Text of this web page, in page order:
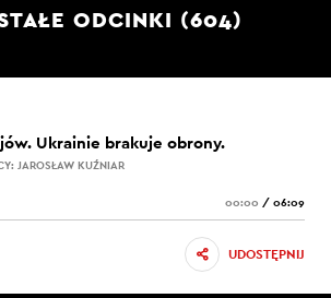
ODCINKI (604)
Ukrainie brakuje obrony.
JAROSŁAW KUŹNIAR
00:00 / 06:09
UDOSTĘPNIJ